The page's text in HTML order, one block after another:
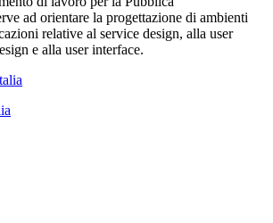
ad orientare la progettazione di ambienti
relative al service design, alla user
e alla user interface.